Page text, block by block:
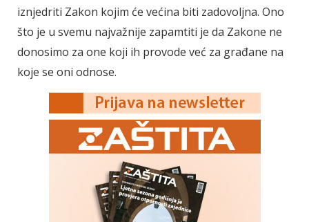
iznjedriti Zakon kojim će većina biti zadovoljna. Ono
što je u svemu najvažnije zapamtiti je da Zakone ne
donosimo za one koji ih provode već za građane na
koje se oni odnose.